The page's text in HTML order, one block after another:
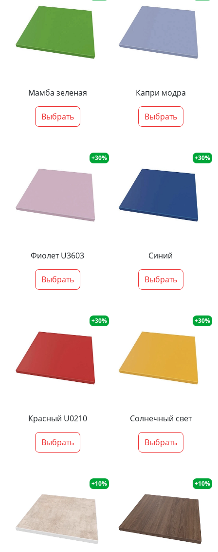
Мамба зеленая
Выбрать
Капри модра
Выбрать
+30%
Фиолет U3603
Выбрать
+30%
Синий
Выбрать
+30%
Красный U0210
Выбрать
+30%
Солнечный свет
Выбрать
+10% +10%